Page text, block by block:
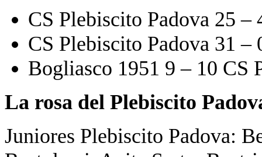
CS Plebiscito Padova 25 –
CS Plebiscito Padova 31
Bogliasco 1951 9 – 10 CS
La rosa del Plebiscito
Juniores Plebiscito Padova: